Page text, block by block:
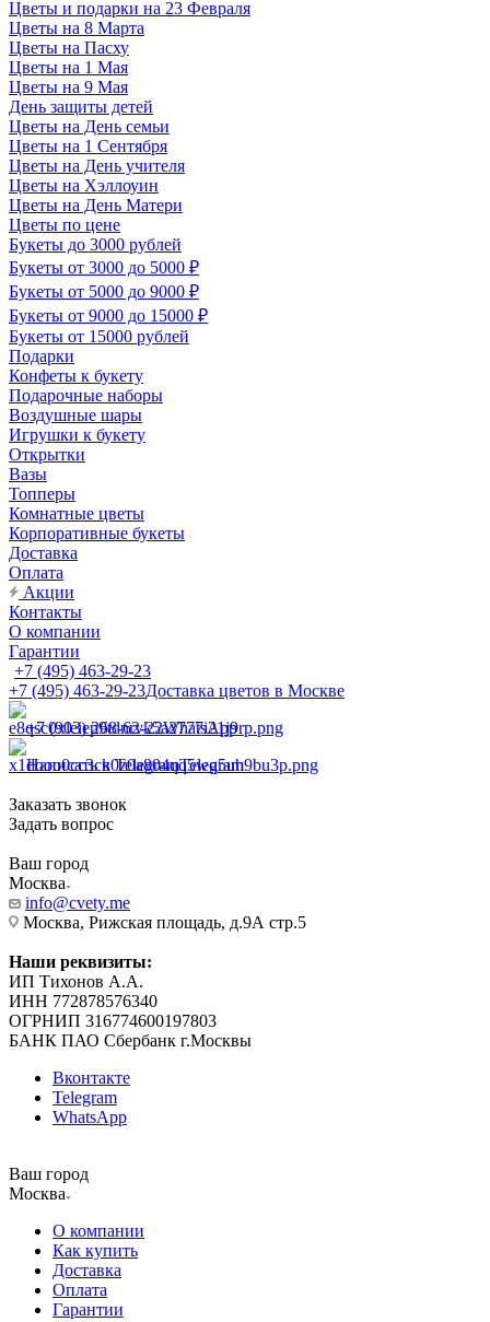
Цветы и подарки на 23 Февраля
Цветы на 8 Марта
Цветы на Пасху
Цветы на 1 Мая
Цветы на 9 Мая
День защиты детей
Цветы на День семьи
Цветы на 1 Сентября
Цветы на День учителя
Цветы на Хэллоуин
Цветы на День Матери
Цветы по цене
Букеты до 3000 рублей
Букеты от 3000 до 5000 ₽
Букеты от 5000 до 9000 ₽
Букеты от 9000 до 15000 ₽
Букеты от 15000 рублей
Подарки
Конфеты к букету
Подарочные наборы
Воздушные шары
Игрушки к букету
Открытки
Вазы
Топперы
Комнатные цветы
Корпоративные букеты
Доставка
Оплата
Акции
Контакты
О компании
Гарантии
+7 (495) 463-29-23
+7 (495) 463-29-23Доставка цветов в Москве
+7 (903) 268-62-22WhatsApp
Написать в TelegramTelegram
Заказать звонок
Задать вопрос
Ваш город
Москва
info@cvety.me
Москва, Рижская площадь, д.9А стр.5
Наши реквизиты:
ИП Тихонов А.А.
ИНН 772878576340
ОГРНИП 316774600197803
БАНК ПАО Сбербанк г.Москвы
Вконтакте
Telegram
WhatsApp
Ваш город
Москва
О компании
Как купить
Доставка
Оплата
Гарантии